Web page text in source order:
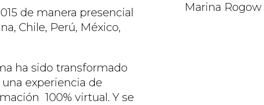
de manera presencial
Chile, Perú, México,
ha sido transformado
experiencia de
100% virtual. Y se
Marina Rogow